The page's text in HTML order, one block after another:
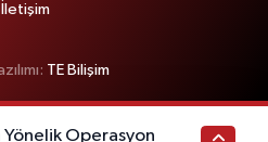
İletişim
TE Bilişim
Yönelik Operasyon